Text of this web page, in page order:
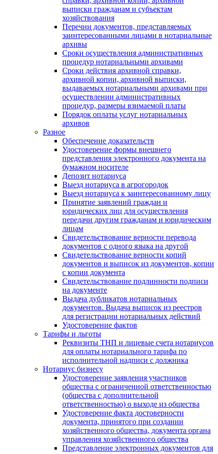
выписки гражданам и субъектам
хозяйствования
Перечни документов, представляемых
заинтересованными лицами в нотариальные
архивы
Сроки осуществления административных
процедур нотариальными архивами
Сроки действия архивной справки,
архивной копии, архивной выписки,
выдаваемых нотариальными архивами при
осуществлении административных
процедур, размеры взимаемой платы
Порядок оплаты услуг нотариальных
архивов
Разное
Обеспечение доказательств
Удостоверение формы внешнего
представления электронного документа на
бумажном носителе
Депозит нотариуса
Выезд нотариуса в агрогородок
Выезд нотариуса к заинтересованному лицу
Принятие заявлений граждан и
юридических лиц для осуществления
передачи другим гражданам и юридическим
лицам
Свидетельствование верности перевода
документов с одного языка на другой
Свидетельствование верности копий
документов и выписок из документов, копии
с копии документа
Свидетельствование подлинности подписи
на документе
Выдача дубликатов нотариальных
документов. Выдача выписок из реестров
для регистрации нотариальных действий
Удостоверение фактов
Тарифы и льготы
Реквизиты ТНП и лицевые счета нотариусов
для оплаты нотариального тарифа по
исполнительной надписи с должника
Нотариус бизнесу
Удостоверение заявления участников
общества с ограниченной ответственностью
(общества с дополнительной
ответственностью) о выходе из общества
Удостоверение факта достоверности
документа, принятого при создании
хозяйственного общества, документа органа
управления хозяйственного общества
Представление электронных документов для